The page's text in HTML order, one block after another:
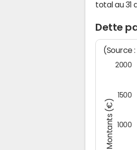
total au 31
Dette
Montants (€)
(Source
1000
1500
2000